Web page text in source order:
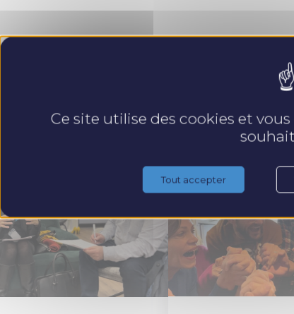
Nos
Ce site utilise des cookies et
Tout accepter